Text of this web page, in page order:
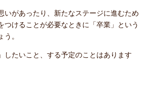
いがあったり、新たなステージに進むため
つけることが必要なときに「卒業」という
。
したいこと、する予定のことはあります